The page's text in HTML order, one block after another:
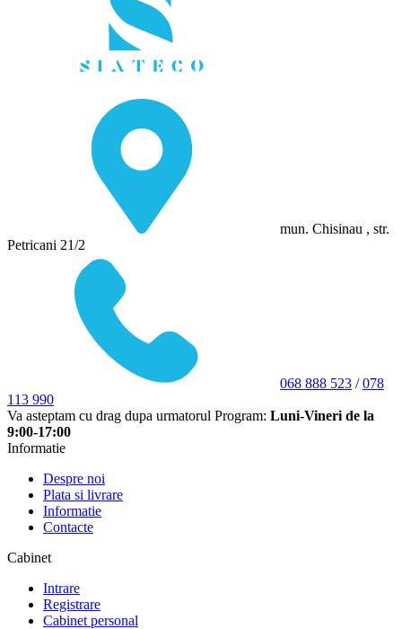
mun. Chisinau , str.
Petricani 21/2
068 888 523 /078
113 990
Va asteptam cu drag dupa urmatorul Program: Luni-Vineri de la
9:00-17:00
Informatie
Despre noi
Plata si livrare
Informatie
Contacte
Cabinet
Intrare
Registrare
Cabinet personal